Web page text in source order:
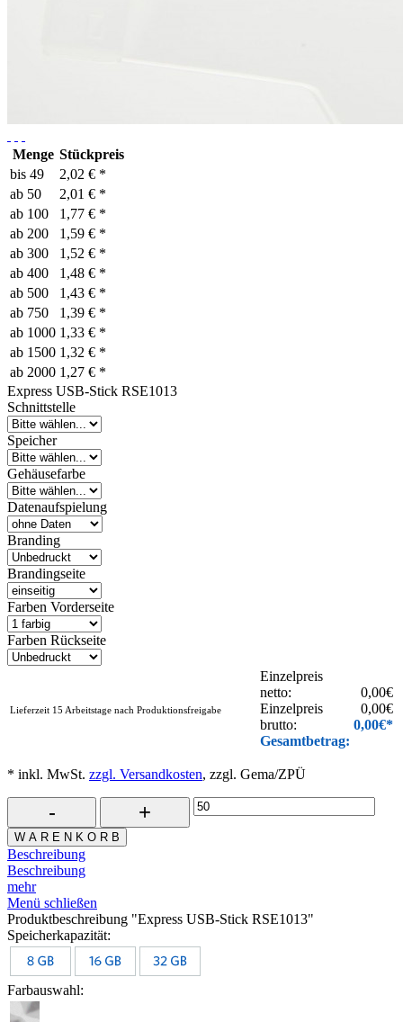
Menge Stückpreis
bis 49
2,02 € *
ab 50
2,01 € *
ab 100
1,77 € *
ab 200
1,59 € *
ab 300
1,52 € *
ab 400
1,48 € *
ab 500
1,43 € *
ab 750
1,39 € *
ab 1000 1,33 € *
ab 1500 1,32 € *
ab 2000 1,27 € *
Express USB-Stick RSE1013
Schnittstelle
Speicher
Gehäusefarbe
Datenaufspielung
Branding
Brandingseite
Farben Vorderseite
Farben Rückseite
Lieferzeit 15 Arbeitstage nach Produktionsfreigabe
Einzelpreis
netto:
Einzelpreis
brutto:
Gesamtbetrag:
0,00€
0,00€
0,00€*
* inkl. MwSt. zzgl. Versandkosten, zzgl. Gema/ZPÜ
W A R E N K O R B
Beschreibung
Beschreibung
mehr
Menü schließen
Produktbeschreibung "Express USB-Stick RSE1013"
Speicherkapazität:
Farbauswahl: